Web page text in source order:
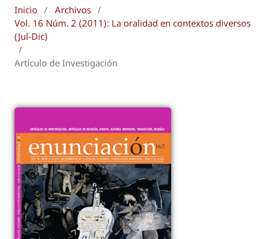
Inicio / Archivos /
Vol. 16 Núm. 2 (2011): La oralidad en contextos diversos
(Jul-Dic)
/
Artículo de Investigación